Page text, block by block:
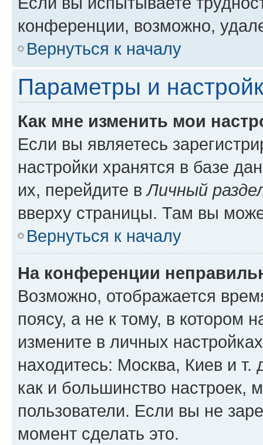
конференции, возможно,
Вернуться к началу
Параметры и
Как мне изменить мои
Если вы являетесь
настройки хранятся в базе
их, перейдите вЛичный
вверху страницы. Там вы
Вернуться к началу
На конференции
Возможно, отображается
поясу, а не к тому, в котором
измените в личных
находитесь: Москва, Киев и т.
как и большинство настроек,
пользователи. Если вы не
момент сделать это.